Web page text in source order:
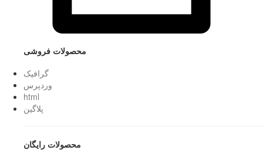
محصولات فروشی
گرافیک
وردپرس
html
پلاگین
محصولات رایگان